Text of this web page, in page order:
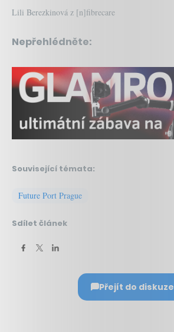
Lili Berezkinová z [n]fibrecare
Nepřehlédněte:
Související témata:
Future Port Prague
Sdílet článek
Přejít do diskuze